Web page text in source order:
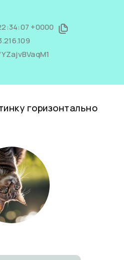
+0000
горизонтально